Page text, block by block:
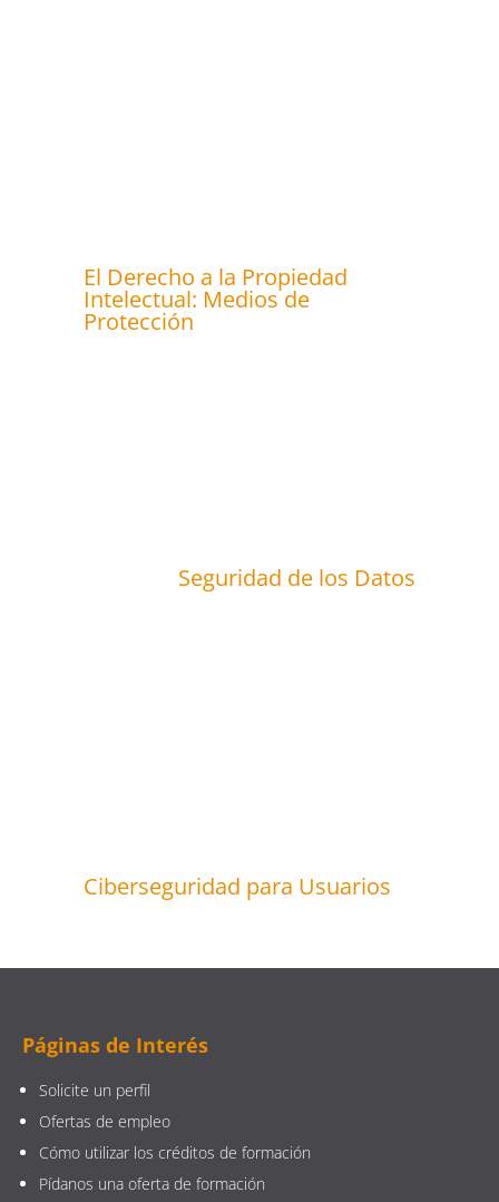
El Derecho a la Propiedad
Intelectual: Medios de
Protección
Seguridad de los Datos
Ciberseguridad para Usuarios
Páginas de Interés
Solicite un perfil
Ofertas de empleo
Cómo utilizar los créditos de formación
Pídanos una oferta de formación